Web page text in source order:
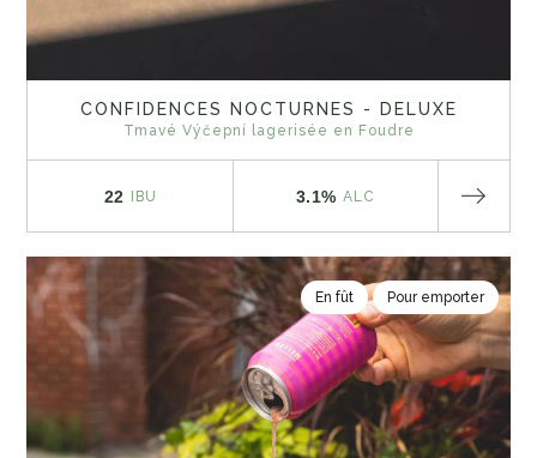
CONFIDENCES NOCTURNES - DELUXE
Tmavé Výčepní lagerisée en Foudre
22 IBU 3.1% ALC
En fût Pour emporter